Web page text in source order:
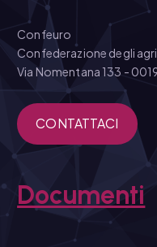
Confeuro
Confederazione degli
Via Nomentana 133 -
CONTATTACI
Documenti